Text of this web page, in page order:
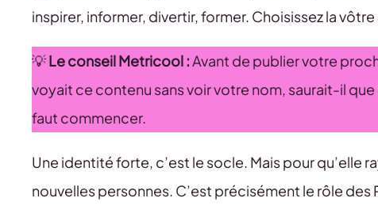
inspirer, informer, divertir, former. Choisissez la
💡Le conseil Metricool :Avant de publier votre
voyait ce contenu sans voir votre nom, saurait-il que
faut commencer.
Une identité forte, c’est le socle. Mais pour
nouvelles personnes. C’est précisément le rôle des